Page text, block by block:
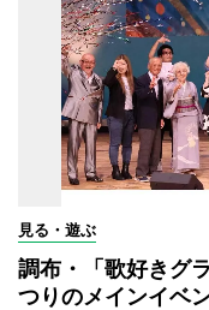
見る・遊ぶ
調布・「歌好きグ
つりのメインイベ